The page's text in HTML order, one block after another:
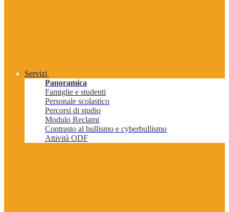
Servizi
Panoramica
Famiglie e studenti
Personale scolastico
Percorsi di studio
Modulo Reclami
Contrasto al bullismo e cyberbullismo
Attività ODF